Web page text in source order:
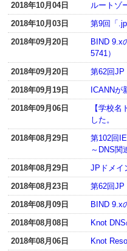
2018年10月04日
ルートゾ
2018年10月03日
第9回「
2018年09月20日
BIND 9.x
5741）
2018年09月20日
第62回JP
2018年09月19日
ICANN
2018年09月06日
【学校
した。
2018年08月29日
第102回
～DNS関
2018年08月29日
JPドメイ
2018年08月23日
第62回JP
2018年08月09日
BIND 9.x
2018年08月08日
Knot
2018年08月06日
Knot